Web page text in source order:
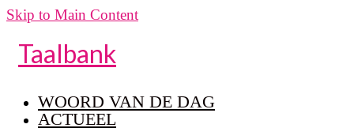
Skip to Main Content
Taalbank
WOORD VAN DE DAG
ACTUEEL